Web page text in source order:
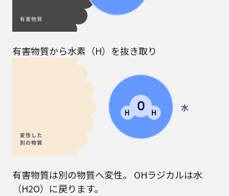
有害物質から水素（H）を抜き取り
有害物質は別の物質へ変性。 OHラジカルは水
（H2O）に戻ります。